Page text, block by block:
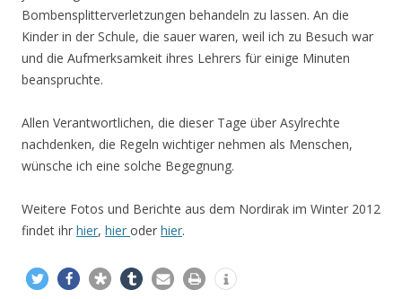
Bombensplitterverletzungen behandeln zu lassen. An die
Kinder in der Schule, die sauer waren, weil ich zu Besuch war
und die Aufmerksamkeit ihres Lehrers für einige Minuten
beanspruchte.
Allen Verantwortlichen, die dieser Tage über Asylrechte
nachdenken, die Regeln wichtiger nehmen als Menschen,
wünsche ich eine solche Begegnung.
Weitere Fotos und Berichte aus dem Nordirak im Winter 2012
findet ihr hier, hier oder hier.